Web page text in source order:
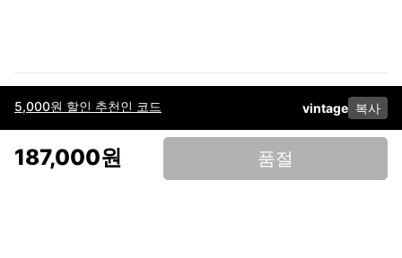
5,000원 할인 추천인 코드 vintage 복사
187,000원 품절
이용약관고객센터판매개인정보 처리방침사업자 정보다운로드